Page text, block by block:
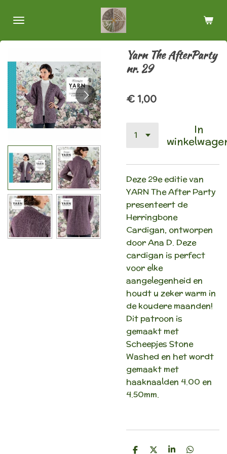
direct
hoofdinhoud
Yarn The AfterParty
nr. 29
€ 1,00
In
Deze 29e editie van
YARN The After Party
presenteert de
Herringbone
Cardigan, ontworpen
door Ana D. Deze
cardigan is perfect
voor elke
aangelegenheid en
houdt u zeker warm in
de koudere maanden!
Dit patroon is
gemaakt met
Scheepjes Stone
Washed en het wordt
gemaakt met
haaknaalden 4.00 en
4.50mm.